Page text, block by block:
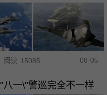
阅读 15085 08-05
一\"警巡完全不一样